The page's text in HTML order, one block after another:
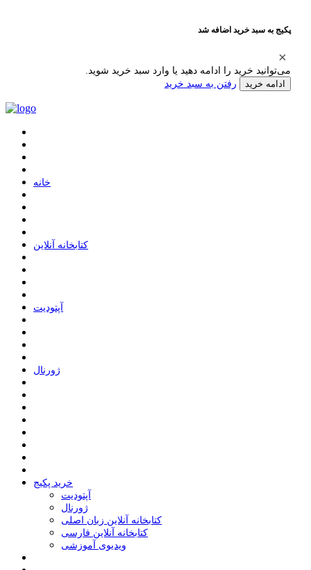
پکیج به سبد خرید اضافه شد
می‌توانید خرید را ادامه دهید یا وارد سبد خرید شوید.
ادامه خرید رفتن به سبد خرید
ﺧﺎﻧﻪ
ﮐﺘﺎﺑﺨﺎﻧﻪ ﺁﻧﻼﯾﻦ
ﺁﭘﺘﻮﺩﯾﺖ
ﮊﻭﺭﻧﺎﻝ
خرید پکیج
ﺁﭘﺘﻮﺩﯾﺖ
ﮊﻭﺭﻧﺎﻝ
کتابخانه آنلاین زبان اصلی
کتابخانه آنلاین فارسی
ویدیوی آموزشی